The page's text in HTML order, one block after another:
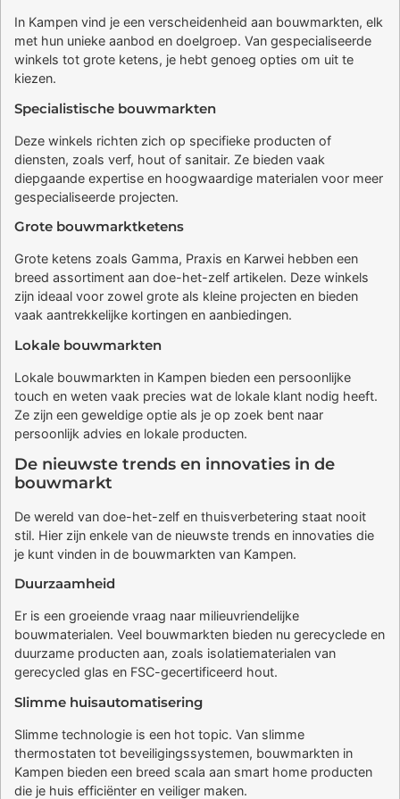
In Kampen vind je een verscheidenheid aan bouwmarkten, elk
met hun unieke aanbod en doelgroep. Van gespecialiseerde
winkels tot grote ketens, je hebt genoeg opties om uit te
kiezen.
Specialistische bouwmarkten
Deze winkels richten zich op specifieke producten of
diensten, zoals verf, hout of sanitair. Ze bieden vaak
diepgaande expertise en hoogwaardige materialen voor meer
gespecialiseerde projecten.
Grote bouwmarktketens
Grote ketens zoals Gamma, Praxis en Karwei hebben een
breed assortiment aan doe-het-zelf artikelen. Deze winkels
zijn ideaal voor zowel grote als kleine projecten en bieden
vaak aantrekkelijke kortingen en aanbiedingen.
Lokale bouwmarkten
Lokale bouwmarkten in Kampen bieden een persoonlijke
touch en weten vaak precies wat de lokale klant nodig heeft.
Ze zijn een geweldige optie als je op zoek bent naar
persoonlijk advies en lokale producten.
De nieuwste trends en innovaties in de
bouwmarkt
De wereld van doe-het-zelf en thuisverbetering staat nooit
stil. Hier zijn enkele van de nieuwste trends en innovaties die
je kunt vinden in de bouwmarkten van Kampen.
Duurzaamheid
Er is een groeiende vraag naar milieuvriendelijke
bouwmaterialen. Veel bouwmarkten bieden nu gerecyclede en
duurzame producten aan, zoals isolatiematerialen van
gerecycled glas en FSC-gecertificeerd hout.
Slimme huisautomatisering
Slimme technologie is een hot topic. Van slimme
thermostaten tot beveiligingssystemen, bouwmarkten in
Kampen bieden een breed scala aan smart home producten
die je huis efficiënter en veiliger maken.